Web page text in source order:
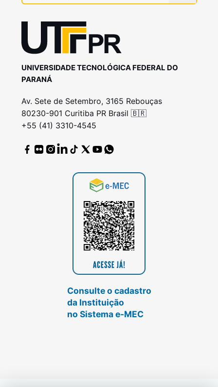
UNIVERSIDADE TECNOLÓGICA FEDERAL DO
PARANÁ
Av. Sete de Setembro, 3165 Rebouças
80230-901 Curitiba PR Brasil 🇧🇷
+55 (41) 3310-4545
Consulte o cadastro
da Instituição
no Sistema e-MEC